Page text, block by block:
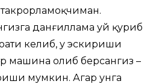
данғиллама уй қуриб
келиб, у эскириши
машина олиб берсангиз –
мумкин. Агар унга